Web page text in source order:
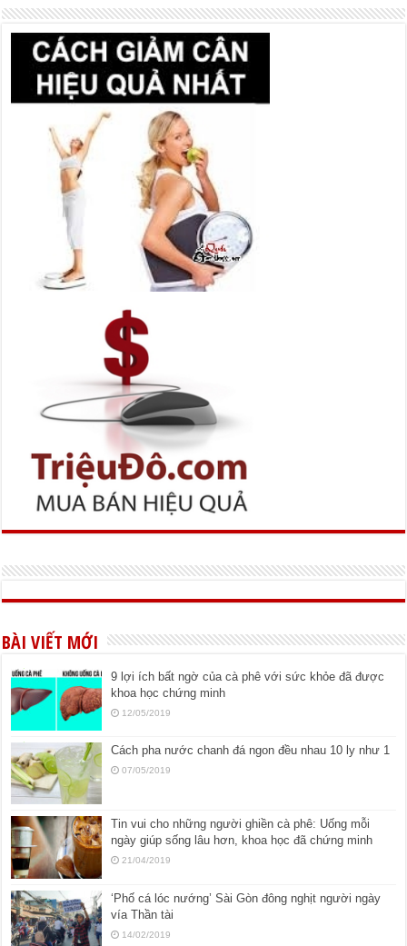
BÀI VIẾT MỚI
9 lợi ích bất ngờ của cà phê với sức khỏe đã được
khoa học chứng minh
12/05/2019
Cách pha nước chanh đá ngon đều nhau 10 ly như 1
07/05/2019
Tin vui cho những người ghiền cà phê: Uống mỗi
ngày giúp sống lâu hơn, khoa học đã chứng minh
21/04/2019
‘Phố cá lóc nướng’ Sài Gòn đông nghịt người ngày
vía Thần tài
14/02/2019